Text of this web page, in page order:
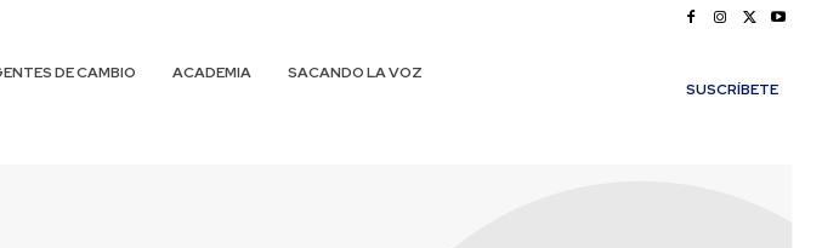
DE CAMBIO ACADEMIA
SACANDO LA VOZ
SUSCRÍBETE